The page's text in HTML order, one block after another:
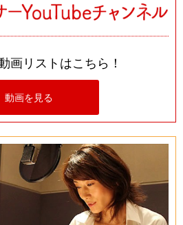
画リストはこちら！
動画を見る